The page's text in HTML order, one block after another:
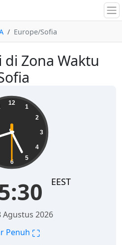
Europe/Sofia
Zona Waktu
12
1
2
3
4
5
6
EEST
Agustus 2026
Penuh ⛶